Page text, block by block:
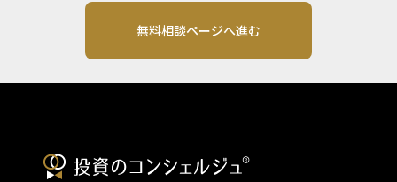
無料相談ページへ進む